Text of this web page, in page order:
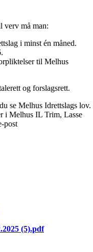
verv må man:
i minst én måned.
til Melhus
og forslagsrett.
se Melhus Idrettslags lov.
i Melhus IL Trim, Lasse
post
(5).pdf